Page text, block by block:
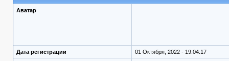
Аватар
Дата регистрации 01 Октября, 2022 - 19:04:17